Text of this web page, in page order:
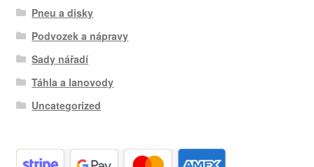
Pneu a disky
Podvozek a nápravy
Sady nářadí
Táhla a lanovody
Uncategorized